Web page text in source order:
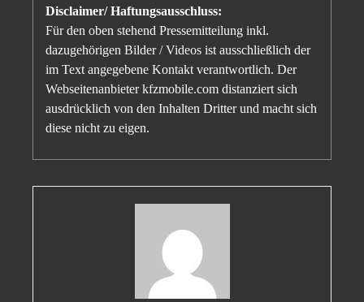
Disclaimer/ Haftungsausschluss:
Für den oben stehend Pressemitteilung inkl.
dazugehörigen Bilder / Videos ist ausschließlich der
im Text angegebene Kontakt verantwortlich. Der
Webseitenanbieter kfzmobile.com distanziert sich
ausdrücklich von den Inhalten Dritter und macht sich
diese nicht zu eigen.